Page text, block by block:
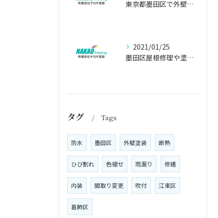
東京都墨田区で外壁塗り替え工事なら(有)ナカオ塗装にお任せ
2021/01/25
墨田区屋根修理や塗装工事は、【人気のナカオ塗装へ！】
タグ Tags
防水 墨田区 外壁塗装 断熱
ひび割れ 色褪せ 雨漏り 修繕
内装 間取り変更 吹付 江東区
葛飾区